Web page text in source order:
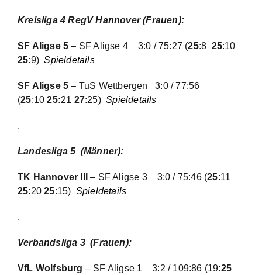
Kreisliga 4 RegV Hannover (Frauen):
SF Aligse 5 – SF Aligse 4 3:0 / 75:27 (25:8 25:10
25:9)Spieldetails
SF Aligse 5 – TuS Wettbergen 3:0 / 77:56
(25:1025:21 27:25) Spieldetails
.
Landesliga 5 (Männer):
TK Hannover III – SF Aligse 3 3:0 / 75:46 (25:11
25:2025:15) Spieldetails
.
Verbandsliga 3 (Frauen):
VfL Wolfsburg – SF Aligse 1 3:2 / 109:86 (19:25